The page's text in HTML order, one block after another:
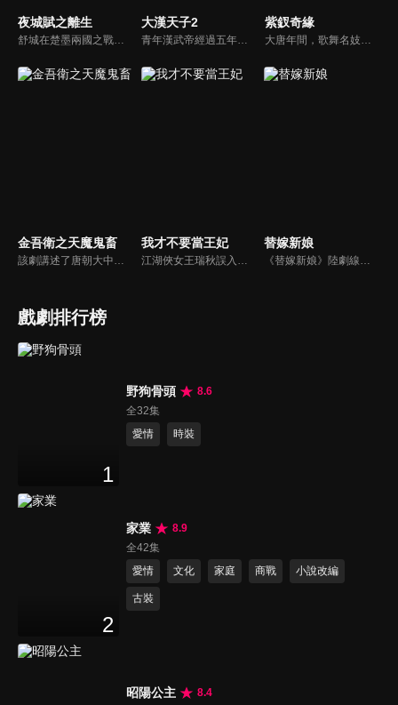
夜城賦之離生
舒城在楚墨兩國之戰中落敗，並成為了墨國五皇女莫茴的魂器。失去自我意識的舒城跟隨姐姐莫茹回到墨國，面對失而復得的妹妹，莫茹欣喜又憂慮。為了保護親人和國家她棄醫從戎，甚至為了保護莫茴不惜被砍掉一條手臂，然而這一切都阻擋不了局勢的動盪不安...
大漢天子2
青年漢武帝經過五年執政，平息後宮勢力、抗拒外患入侵、粉碎政變陰謀，坐穩了皇帝寶座，正是開展雄才大略之時。能臣汲黯受到賞識，並引薦另一位奇才主父偃，漢武帝視其張固再世，委以重任。國力強盛使漢武帝屢屢北伐外族，只是規模巨大的戰爭使漢室逐漸捉襟見肘，諸侯勢力蠢蠢欲動。
紫釵奇緣
大唐年間，歌舞名妓霍小玉、風流俠客納蘭東、書香才子李益和巾幗紅顏盧靖瀾為首的風騷人物，彼此錯綜複雜的命運與感情糾葛。一場指腹為婚的誤會，造成浪漫卻無果的錯點鴛鴦，他們在階級差異與強權壓迫中勇於追求真愛，在宮廷權謀與世俗現實的拉扯中身不由己地被推向命運的叉路...
金吾衛之天魔鬼畜
該劇講述了唐朝大中年間主角金吾衛上將軍蕭雲帆為解決發生在長安都城的一系列詭異事件，破解所謂“神魔”的迷信傳說，層層瓦解當朝權臣企圖分裂國土某朝篡位的陰謀，拯救整個國家後和女主隱世而居的故事。
我才不要當王妃
江湖俠女王瑞秋誤入王府，替換新娘，攪亂了腹黑王爺的新婚和潛心設計的捉賊大計。跑路不成的王瑞秋只能頂着王妃的身份配合王爺演出，兩人鬥智鬥勇最終日久生情，攜手共破陰謀詭計。
替嫁新娘
《替嫁新娘》陸劇線上看。燕璃國大將軍之女柳嘉，自小被父親裝成男子養在邊關。身在京城的雙胞胎姐姐柳靜姝大婚前離奇失蹤，柳嘉代替柳靜姝替嫁到了宣平侯府。沒想到新郎侯府世子蕭任衍，竟然是此前邂逅的“冤家男”。二人捅破身份後，協議各做各的事情互不干擾，沒想到卻共同捲入侯府的權力風波...
戲劇排行榜
1
野狗骨頭
8.6
全32集
愛情
時裝
2
家業
8.9
全42集
愛情
文化 家庭 商戰 小說改編
古裝
昭陽公主
8.4